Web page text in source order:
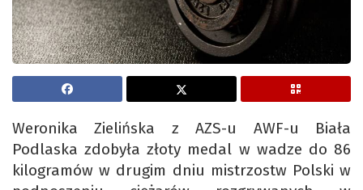
Weronika Zielińska z AZS-u AWF-u Biała
Podlaska zdobyła złoty medal w wadze do 86
kilogramów w drugim dniu mistrzostw Polski w